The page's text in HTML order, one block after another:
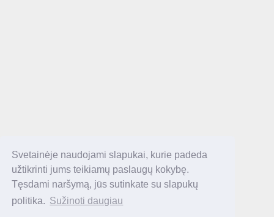
Svetainėje naudojami slapukai, kurie padeda
užtikrinti jums teikiamų paslaugų kokybę.
Tęsdami naršymą, jūs sutinkate su slapukų
politika. Sužinoti daugiau